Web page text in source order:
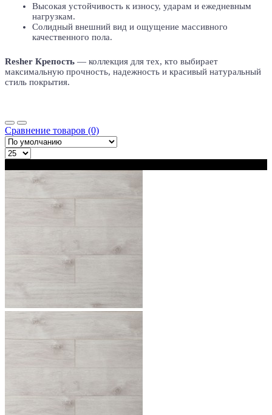
Высокая устойчивость к износу, ударам и ежедневным
нагрузкам.
Солидный внешний вид и ощущение массивного
качественного пола.
Resher Крепость — коллекция для тех, кто выбирает
максимальную прочность, надежность и красивый натуральный
стиль покрытия.
Сравнение товаров (0)